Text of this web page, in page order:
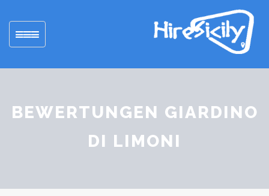
Toggle
navigation
BEWERTUNGEN GIARDINO
DI LIMONI